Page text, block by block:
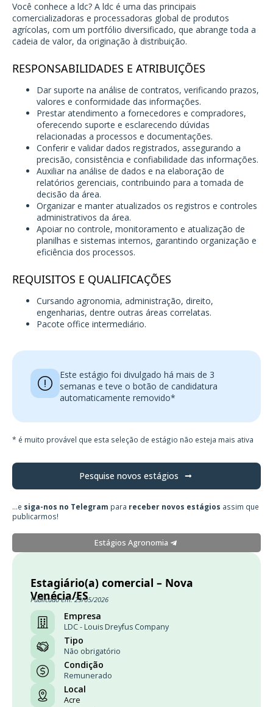
Você conhece a ldc? A ldc é uma das principais
comercializadoras e processadoras global de produtos
agrícolas, com um portfólio diversificado, que abrange toda a
cadeia de valor, da originação à distribuição.
RESPONSABILIDADES E ATRIBUIÇÕES
Dar suporte na análise de contratos, verificando prazos,
valores e conformidade das informações.
Prestar atendimento a fornecedores e compradores,
oferecendo suporte e esclarecendo dúvidas
relacionadas a processos e documentações.
Conferir e validar dados registrados, assegurando a
precisão, consistência e confiabilidade das informações.
Auxiliar na análise de dados e na elaboração de
relatórios gerenciais, contribuindo para a tomada de
decisão da área.
Organizar e manter atualizados os registros e controles
administrativos da área.
Apoiar no controle, monitoramento e atualização de
planilhas e sistemas internos, garantindo organização e
eficiência dos processos.
REQUISITOS E QUALIFICAÇÕES
Cursando agronomia, administração, direito,
engenharias, dentre outras áreas correlatas.
Pacote office intermediário.
Este estágio foi divulgado há mais de 3
semanas e teve o botão de candidatura
automaticamente removido*
* é muito provável que esta seleção de estágio não esteja mais ativa
Pesquise novos estágios
...e siga-nos no Telegram para receber novos estágios assim que
publicarmos!
Estágios Agronomia
Estagiário(a) comercial – Nova
Venécia/ES
Publicado em: 29/05/2026
Empresa
LDC - Louis Dreyfus Company
Tipo
Não obrigatório
Condição
Remunerado
Local
Acre